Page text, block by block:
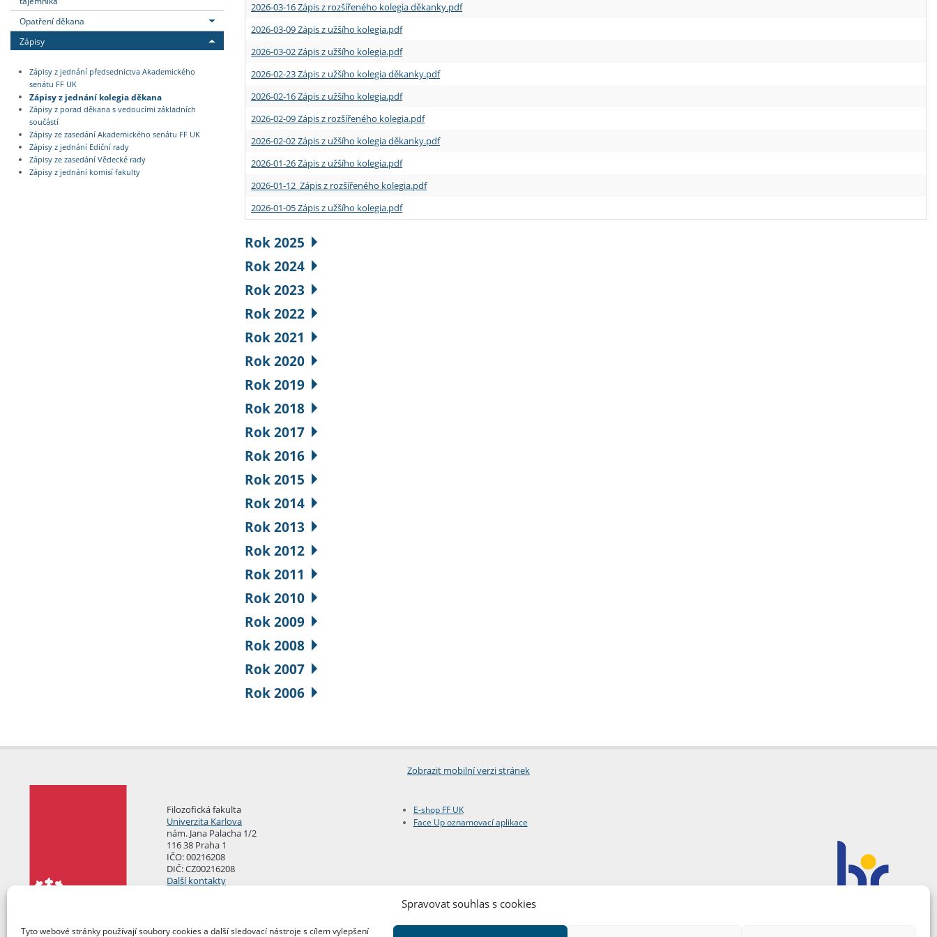
Spravovat souhlas s cookies
Tyto webové stránky používají soubory cookies a další sledovací nástroje s cílem vylepšení
Opatření děkana
Zápisy
Zápisy z jednání předsednictva Akademického
senátu FF UK
Zápisy z jednání kolegia děkana
Zápisy z porad děkana s vedoucími základních
součástí
Zápisy ze zasedání Akademického senátu FF UK
Zápisy z jednání Ediční rady
Zápisy ze zasedání Vědecké rady
Zápisy z jednání komisí fakulty
2026-03-16 Zápis z rozšířeného kolegia děkanky.pdf
2026-03-09 Zápis z užšího kolegia.pdf
2026-03-02 Zápis z užšího kolegia.pdf
2026-02-23 Zápis z užšího kolegia děkanky.pdf
2026-02-16 Zápis z užšího kolegia.pdf
2026-02-09 Zápis z rozšířeného kolegia.pdf
2026-02-02 Zápis z užšího kolegia děkanky.pdf
2026-01-26 Zápis z užšího kolegia.pdf
2026-01-12 Zápis z rozšířeného kolegia.pdf
2026-01-05 Zápis z užšího kolegia.pdf
Rok 2025
Rok 2024
Rok 2023
Rok 2022
Rok 2021
Rok 2020
Rok 2019
Rok 2018
Rok 2017
Rok 2016
Rok 2015
Rok 2014
Rok 2013
Rok 2012
Rok 2011
Rok 2010
Rok 2009
Rok 2008
Rok 2007
Rok 2006
Zobrazit mobilní verzi stránek
Filozofická fakulta
Univerzita Karlova
nám. Jana Palacha 1/2
116 38 Praha 1
IČO: 00216208
DIČ: CZ00216208
Další kontakty
E-shop FF UK
Face Up oznamovací aplikace